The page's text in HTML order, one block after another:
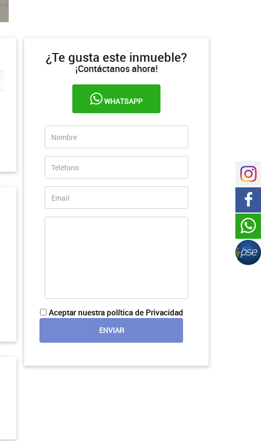
¿Te gusta este inmueble?
¡Contáctanos ahora!
WHATSAPP
Aceptar nuestra política de Privacidad